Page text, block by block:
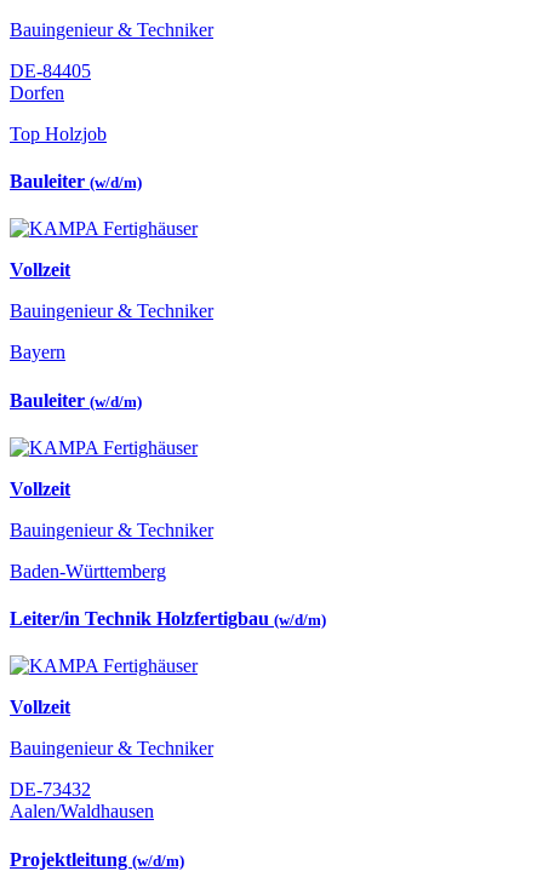
Bauingenieur & Techniker
DE-84405
Dorfen
Top Holzjob
Bauleiter (w/d/m)
Vollzeit
Bauingenieur & Techniker
Bayern
Bauleiter (w/d/m)
Vollzeit
Bauingenieur & Techniker
Baden-Württemberg
Leiter/in Technik Holzfertigbau (w/d/m)
Vollzeit
Bauingenieur & Techniker
DE-73432
Aalen/Waldhausen
Projektleitung (w/d/m)